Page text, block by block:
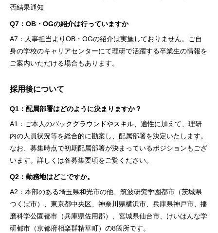
否結果通知
Q7：OB・OGの紹介は行っていますか
A7：人事担当よりOB・OGの紹介は実施しておりません。ご自
身の学校のキャリアセンターにて理研で活躍する卒業生の情報を
ご案内いただける場合もあります。
採用後について
Q1：配属部署はどのように決まりますか？
A1：ご本人のバックグラウンドやスキル、適性に加えて、理研
内の人員状況等を総合的に勘案し、配属部署を決定いたします。
なお、募集時点で初期配属部署が決まっているポジションもござ
います。詳しくは各募集要項をご覧ください。
Q2：勤務地はどこですか。
A2：本部のある埼玉県和光市の他、筑波研究学園都市（茨城県
つくば市）、東京都中央区、神奈川県横浜市、兵庫県神戸市、播
磨科学公園都市（兵庫県佐用郡）、宮城県仙台市、けいはんな学
研都市（京都府相楽群精華町）の8箇所です。